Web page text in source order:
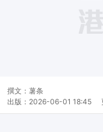
撰文： 薯条
出版： 2026-06-01 18:45